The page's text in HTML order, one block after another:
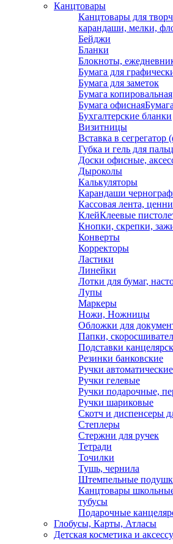
Канцтовары
Канцтовары для
карандаши, мелки,
Бейджи
Бланки
Блокноты,
Бумага для
Бумага для заметок
Бумага копировальная
Бумага офисная
Бухгалтерские бланки
Визитницы
Вставка в сегрегатор
Губка и гель для
Доски офисные,
Дыроколы
Калькуляторы
Карандаши
Кассовая лента,
КлейКлеевые
Кнопки, скрепки,
Конверты
Корректоры
Ластики
Линейки
Лотки для бумаг,
Лупы
Маркеры
Ножи, Ножницы
Обложки для
Папки,
Подставки
Резинки банковские
Ручки автоматические
Ручки гелевые
Ручки подарочные,
Ручки шариковые
Скотч и диспенсеры
Степлеры
Стержни для ручек
Тетради
Точилки
Тушь, чернила
Штемпельные
Канцтовары
тубусы
Подарочные
Глобусы, Карты, Атласы
Детская косметика и